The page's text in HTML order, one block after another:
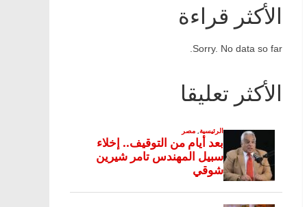
الأكثر قراءة
Sorry. No data so far.
الأكثر تعليقا